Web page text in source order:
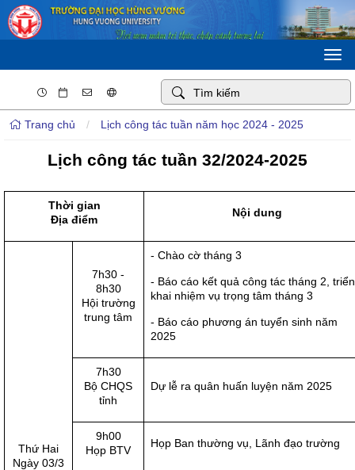
Trang chủ / Lịch công tác tuần năm học 2024 - 2025
Lịch công tác tuần 32/2024-2025
Thời gian
Địa điểm
Nội dung
Thứ Hai
Ngày 03/3
7h30 -
8h30
Hội trường
trung tâm
- Chào cờ tháng 3
- Báo cáo kết quả công tác tháng 2, triển
khai nhiệm vụ trọng tâm tháng 3
- Báo cáo phương án tuyển sinh năm
2025
7h30
Bộ CHQS
tỉnh
Dự lễ ra quân huấn luyện năm 2025
9h00
Họp BTV
Họp Ban thường vụ, Lãnh đạo trường